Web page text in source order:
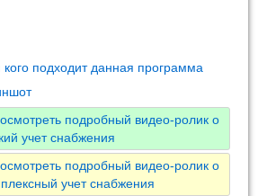
подходит данная программа
подробный видео-ролик о
учет снабжения
подробный видео-ролик о
учет снабжения